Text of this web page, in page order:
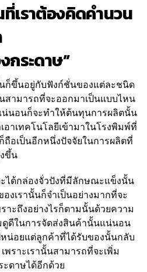
เราต้องคิดคำนวน
ระดาษ”
ก็ขึ้นอยู่กับฟังก์ชั่นของแต่ละชนิด
สามารถที่จะออกมาเป็นแบบไหน
น่นอนก็จะทำให้ต้นทุนการผลิตนั้น
าเทคโนโลยีเข้ามาในโรงพิมพ์ที่
อเป็นอีกหนึ่งปัจจัยในการผลิตที่
ขึ้น
ได้กล่องจั่วปังที่มีลักษณะแข็งนั้น
งเรานั้นก็จำเป็นอย่างมากที่จะ
าะถึงอย่างไรก็ตามนั้นด้วยความ
ดีในการจัดส่งสินค้านั้นแน่นอน
น่อยแต่ลูกค้าที่ได้รับของนั้นกลับ
พราะเรานั้นสามารถที่จะเพิ่ม
ดาษได้อีกด้วย